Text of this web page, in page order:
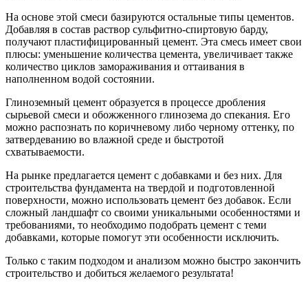
На основе этой смеси базируются остальные типы цементов.
Добавляя в состав раствор сульфитно-спиртовую барду,
получают пластифицированный цемент. Эта смесь имеет свои
плюсы: уменьшение количества цемента, увеличивает также
количество циклов замораживания и оттаивания в
наполненном водой состоянии.
Глиноземный цемент образуется в процессе дробления
сырьевой смеси и обожженного глинозема до спекания. Его
можно распознать по коричневому либо черному оттенку, по
затвердеванию во влажной среде и быстротой
схватываемости.
На рынке предлагается цемент с добавками и без них. Для
строительства фундамента на твердой и подготовленной
поверхности, можно использовать цемент без добавок. Если
сложный ландшафт со своими уникальными особенностями и
требованиями, то необходимо подобрать цемент с теми
добавками, которые помогут эти особенности исключить.
Только с таким подходом и анализом можно быстро закончить
строительство и добиться желаемого результата!